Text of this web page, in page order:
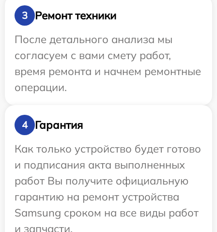
3
Ремонт техники
После детального анализа мы
согласуем с вами смету работ,
время ремонта и начнем ремонтные
операции.
4
Гарантия
Как только устройство будет готово
и подписания акта выполненных
работ Вы получите официальную
гарантию на ремонт устройства
Samsung сроком на все виды работ
и запчасти.